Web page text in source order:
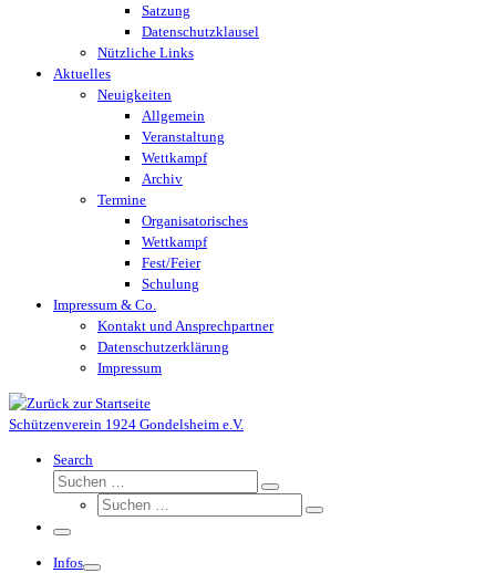
Satzung
Datenschutzklausel
Nützliche Links
Aktuelles
Neuigkeiten
Allgemein
Veranstaltung
Wettkampf
Archiv
Termine
Organisatorisches
Wettkampf
Fest/Feier
Schulung
Impressum & Co.
Kontakt und Ansprechpartner
Datenschutzerklärung
Impressum
Schützenverein 1924 Gondelsheim e.V.
Search
Suche
Suchen …
Suche
Suchen …
Menü
Infos